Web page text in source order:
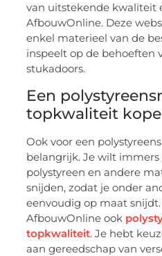
van uitstekende kwaliteit
AfbouwOnline. Deze
enkel materieel van de
inspeelt op de behoeften
stukadoors.
Een
topkwaliteit
Ook voor een
belangrijk. Je wilt
polystyreen en andere
snijden, zodat je onder
eenvoudig op maat
AfbouwOnline ook
topkwaliteit. Je hebt
aan gereedschap van